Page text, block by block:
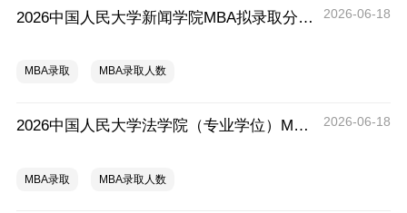
2026中国人民大学新闻学院MBA拟录取分析解读 2026-06-18
MBA录取 MBA录取人数
2026中国人民大学法学院（专业学位）MBA拟录取分析解读 2026-06-18
MBA录取 MBA录取人数